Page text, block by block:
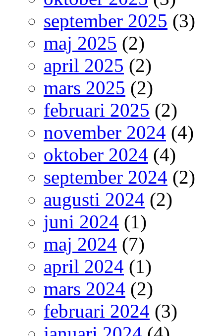
september 2025 (3)
maj 2025 (2)
april 2025 (2)
mars 2025 (2)
februari 2025 (2)
november 2024 (4)
oktober 2024 (4)
september 2024 (2)
augusti 2024 (2)
juni 2024 (1)
maj 2024 (7)
april 2024 (1)
mars 2024 (2)
februari 2024 (3)